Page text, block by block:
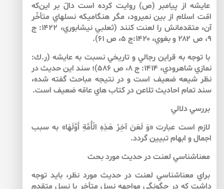
عايشه از پيامبر (ص) روايت كرده است دالّ بر اين‌كه
امّت اسلام از بين نمي­رود، مگر هنگامي­كه نسل­هاي متأخّر
آن، متقدمانش را لعنت كنند (ثعلبي نيشابوري، ۱۴۲۲: ج
۹، ص ۲۸۲ و بغوي، ۱۴۲۰:ج ۵، ص ۶۱).
با توجه به قراين رجالي و تاريخي نسبت به عايشه (ر.ك:
نمازي شاهرودي، ۱۴۱۴: ج ۸، ص ۵۸۶)؛ سند اين حديث در
نظر شيعه ضعيف است و در نتيجه مباحث گفته شده،
سند تمام احاديث تلاعن در كتاب هاي عامّه ضعيف است.
بررسي دلالي
لازم است عبارت «وَ لَعَنَ آخِرُ هَذِهِ الْأُمَّةِ أَوَّلَهَا» به سبب
اجمال و ابهام تبيين گردد.
معناشناسي لعنت در حديث مورد بحث
براي معناشناسي لعنت در حديث مورد نظر، بايد توجه
داشت كه در چگونگي مواجهه نسل متأخر با نسل متقدم